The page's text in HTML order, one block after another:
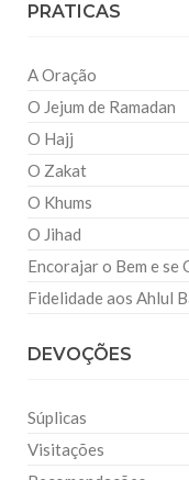
PRATICAS
A Oração
O Jejum de Ramadan
O Hajj
O Zakat
O Khums
O Jihad
Encorajar o Bem e se
Fidelidade aos Ahlul
DEVOÇÕES
Súplicas
Visitações